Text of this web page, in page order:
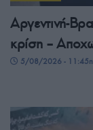
Αργεντινή-
κρίση –
5/08/2026 -